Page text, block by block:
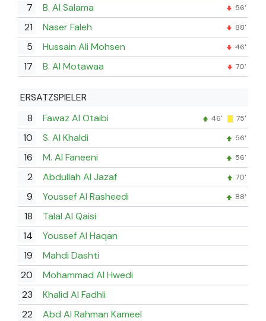
7 B. Al Salama 56'
21 Naser Faleh 88'
5 Hussain Ali Mohsen 46'
17 B. Al Motawaa 70'
ERSATZSPIELER
8
Fawaz Al Otaibi 46' 75'
10 S. Al Khaldi 56'
16 M. Al Faneeni 56'
2 Abdullah Al Jazaf 70'
9 Youssef Al Rasheedi 88'
18
Talal Al Qaisi
14
Youssef Al Haqan
19
Mahdi Dashti
20
Mohammad Al Hwedi
23
Khalid Al Fadhli
22
Abd Al Rahman Kameel